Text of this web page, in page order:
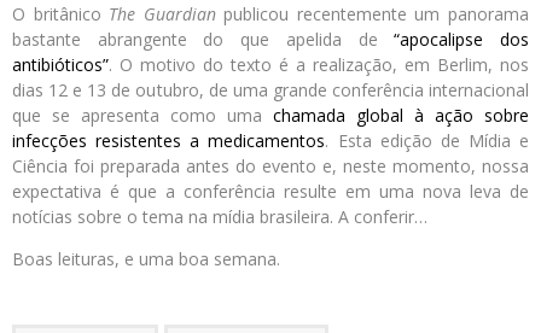
O britânico The Guardianpublicou recentemente um panorama
bastante abrangente do que apelida de“apocalipse dos
antibióticos”. O motivo do texto é a realização, em Berlim, nos
dias 12 e 13 de outubro, de uma grande conferência internacional
que se apresenta como uma chamada global à ação sobre
infecções resistentes a medicamentos. Esta edição de Mídia e
Ciência foi preparada antes do evento e, neste momento, nossa
expectativa é que a conferência resulte em uma nova leva de
notícias sobre o tema na mídia brasileira. A conferir…
Boas leituras, e uma boa semana.